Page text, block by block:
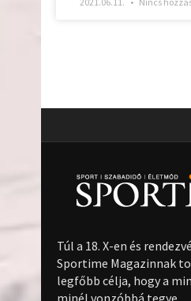
Túl a 18. X-en és
Sportime Magazinnak
legfőbb célja, hogy a
minél vonzóbbá tegye.